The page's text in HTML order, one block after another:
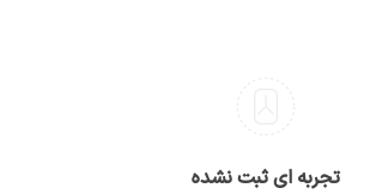
تجربه ای ثبت نشده